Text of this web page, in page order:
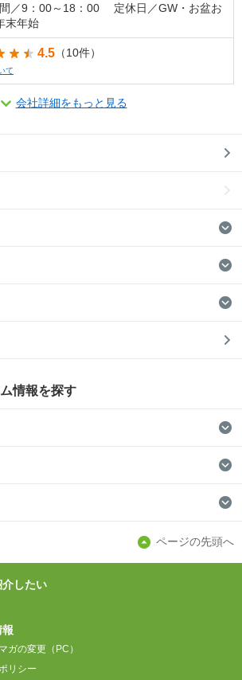
／9：00～18：00 定休日／GW・お盆お
末年始
4.5 （10件）
て
会社詳細をもっと見る
情報を探す
ページの先頭へ
したい
ガの変更（PC）
リシー